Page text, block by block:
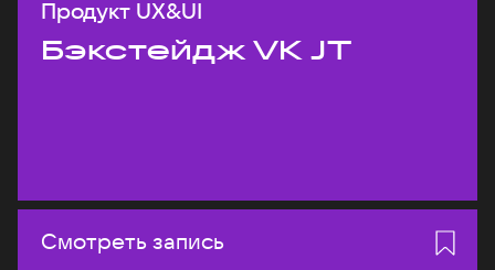
Продукт UX&UI
Бэкстейдж VK JT
Смотреть запись